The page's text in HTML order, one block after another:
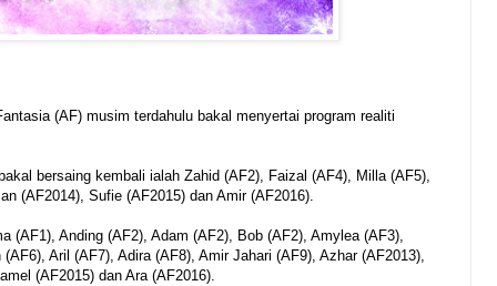
(AF) musim terdahulu bakal menyertai program realiti
bersaing kembali ialah Zahid (AF2), Faizal (AF4), Milla (AF5),
(AF2014), Sufie (AF2015) dan Amir (AF2016).
(AF1), Anding (AF2), Adam (AF2), Bob (AF2), Amylea (AF3),
Aril (AF7), Adira (AF8), Amir Jahari (AF9), Azhar (AF2013),
(AF2015) dan Ara (AF2016).